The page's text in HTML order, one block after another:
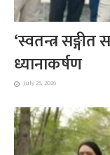
‘स्वतन्त्र
ध्यानाकर्षण
July 25, 2026